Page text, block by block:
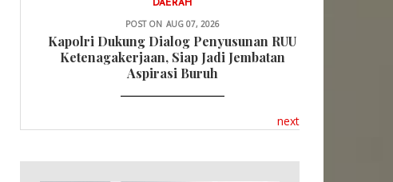
DAERAH
POST ON AUG 07, 2026
Kapolri Dukung Dialog Penyusunan RUU
Ketenagakerjaan, Siap Jadi Jembatan
Aspirasi Buruh
next